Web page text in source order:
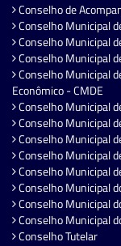
Conselho de
Conselho Municipal
Conselho Municipal
Conselho Municipal
Conselho Municipal
Econômico - CMDE
Conselho Municipal
Conselho Municipal
Conselho Municipal
Conselho Municipal
Conselho Municipal
Conselho Municipal
Conselho Municipal
Conselho Municipal
Conselho Tutelar